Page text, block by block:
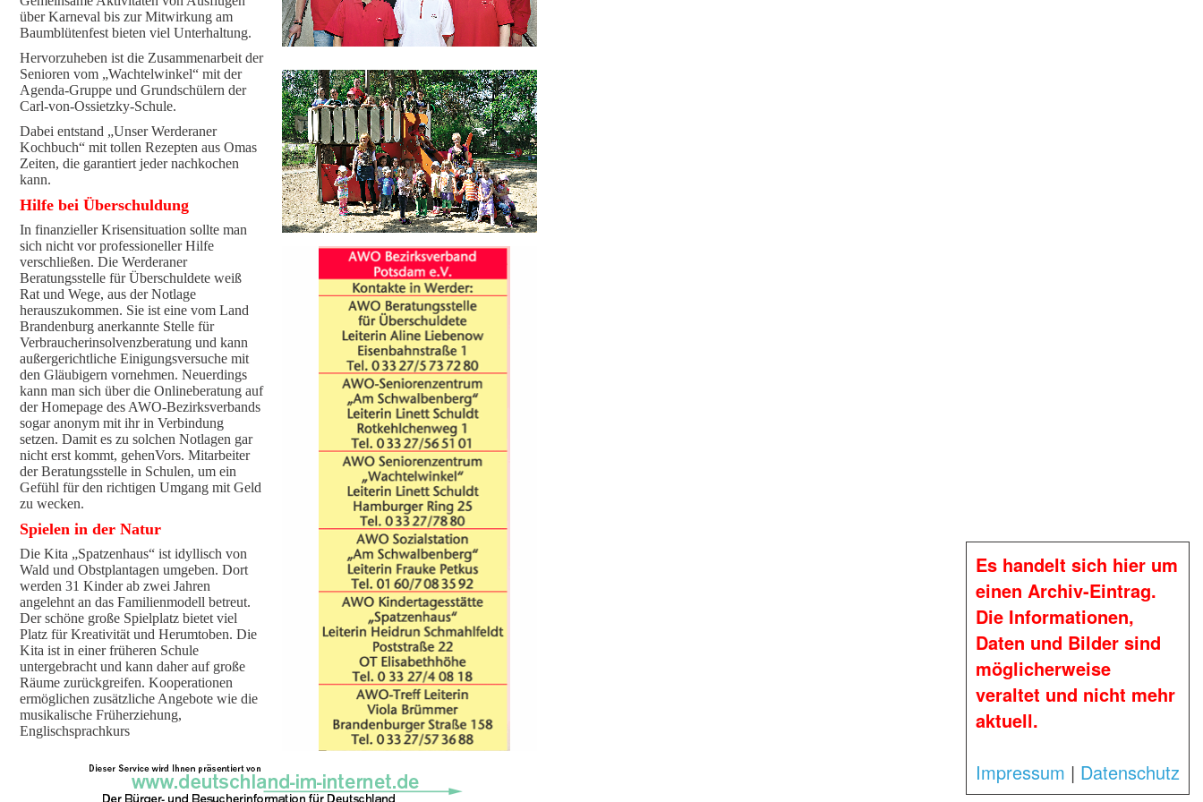
über Karneval bis zur Mitwirkung am
Baumblütenfest bieten viel Unterhaltung.
Hervorzuheben ist die Zusammenarbeit der
Senioren vom „Wachtelwinkel“ mit der
Agenda-Gruppe und Grundschülern der
Carl-von-Ossietzky-Schule.
Dabei entstand „Unser Werderaner
Kochbuch“ mit tollen Rezepten aus Omas
Zeiten, die garantiert jeder nachkochen
kann.
Hilfe bei Überschuldung
In finanzieller Krisensituation sollte man
sich nicht vor professioneller Hilfe
verschließen. Die Werderaner
Beratungsstelle für Überschuldete weiß
Rat und Wege, aus der Notlage
herauszukommen. Sie ist eine vom Land
Brandenburg anerkannte Stelle für
Verbraucherinsolvenzberatung und kann
außergerichtliche Einigungsversuche mit
den Gläubigern vornehmen. Neuerdings
kann man sich über die Onlineberatung auf
der Homepage des AWO-Bezirksverbands
sogar anonym mit ihr in Verbindung
setzen. Damit es zu solchen Notlagen gar
nicht erst kommt, gehenVors. Mitarbeiter
der Beratungsstelle in Schulen, um ein
Gefühl für den richtigen Umgang mit Geld
zu wecken.
Spielen in der Natur
Die Kita „Spatzenhaus“ ist idyllisch von
Wald und Obstplantagen umgeben. Dort
werden 31 Kinder ab zwei Jahren
angelehnt an das Familienmodell betreut.
Der schöne große Spielplatz bietet viel
Platz für Kreativität und Herumtoben. Die
Kita ist in einer früheren Schule
untergebracht und kann daher auf große
Räume zurückgreifen. Kooperationen
ermöglichen zusätzliche Angebote wie die
musikalische Früherziehung,
Englischsprachkurs
Es handelt sich hier um
einen Archiv-Eintrag.
Die Informationen,
Daten und Bilder sind
möglicherweise
veraltet und nicht mehr
aktuell.
Impressum | Datenschutz